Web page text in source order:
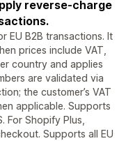
reverse-charge
EU B2B transactions. It
prices include VAT,
country and applies
are validated via
the customer’s VAT
applicable. Supports
For Shopify Plus,
Supports all EU